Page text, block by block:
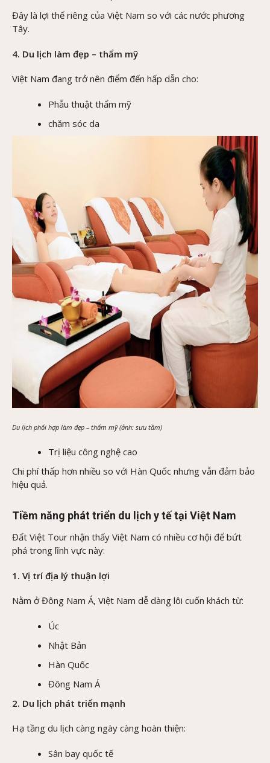
Đây là lợi thế riêng của Việt Nam so với các nước phương
Tây.
4. Du lịch làm đẹp – thẩm mỹ
Việt Nam đang trở nên điểm đến hấp dẫn cho:
Phẫu thuật thẩm mỹ
chăm sóc da
Du lịch phối hợp làm đẹp – thẩm mỹ (ảnh: sưu tầm)
Trị liệu công nghệ cao
Chi phí thấp hơn nhiều so với Hàn Quốc nhưng vẫn đảm bảo
hiệu quả.
Tiềm năng phát triển du lịch y tế tại Việt Nam
Đất Việt Tour nhận thấy Việt Nam có nhiều cơ hội để bứt
phá trong lĩnh vực này:
1. Vị trí địa lý thuận lợi
Nằm ở Đông Nam Á, Việt Nam dễ dàng lôi cuốn khách từ:
Úc
Nhật Bản
Hàn Quốc
Đông Nam Á
2. Du lịch phát triển mạnh
Hạ tầng du lịch càng ngày càng hoàn thiện:
Sân bay quốc tế